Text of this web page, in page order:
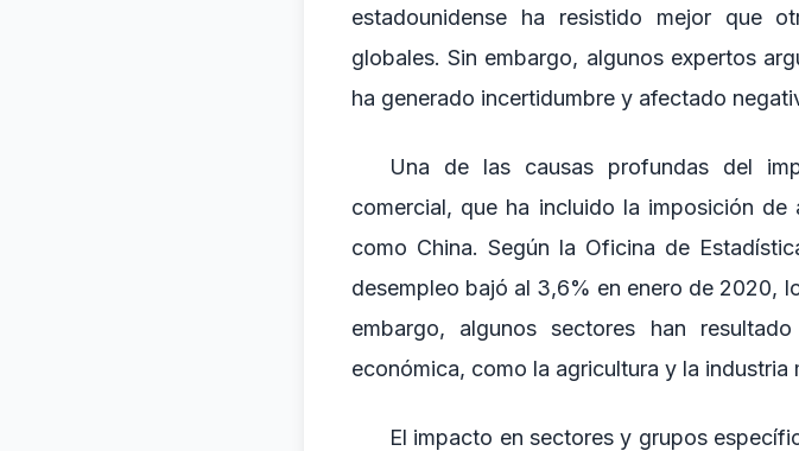
estadounidense ha resistido mejor que
globales. Sin embargo, algunos expertos
ha generado incertidumbre y afectado
Una de las causas profundas del
comercial, que ha incluido la imposición
como China. Según la Oficina de
desempleo bajó al 3,6% en enero de 2020,
embargo, algunos sectores han
económica, como la agricultura y la industria
El impacto en sectores y grupos